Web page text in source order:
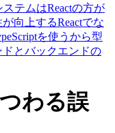
ステムはReactの方が
が向上するReactでな
を使うから型
ドとバックエンドの
わる誤